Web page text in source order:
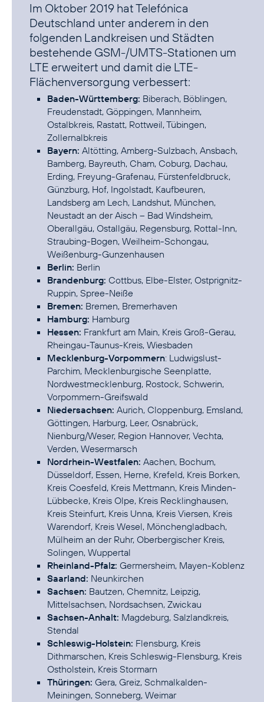
Im Oktober 2019 hat Telefónica
Deutschland unter anderem in den
folgenden Landkreisen und Städten
bestehende GSM-/UMTS-Stationen um
LTE erweitert und damit die LTE-
Flächenversorgung verbessert:
Baden-Württemberg: Biberach, Böblingen,
Freudenstadt, Göppingen, Mannheim,
Ostalbkreis, Rastatt, Rottweil, Tübingen,
Zollernalbkreis
Bayern: Altötting, Amberg-Sulzbach, Ansbach,
Bamberg, Bayreuth, Cham, Coburg, Dachau,
Erding, Freyung-Grafenau, Fürstenfeldbruck,
Günzburg, Hof, Ingolstadt, Kaufbeuren,
Landsberg am Lech, Landshut, München,
Neustadt an der Aisch – Bad Windsheim,
Oberallgäu, Ostallgäu, Regensburg, Rottal-Inn,
Straubing-Bogen, Weilheim-Schongau,
Weißenburg-Gunzenhausen
Berlin: Berlin
Brandenburg: Cottbus, Elbe-Elster, Ostprignitz-
Ruppin, Spree-Neiße
Bremen: Bremen, Bremerhaven
Hamburg: Hamburg
Hessen: Frankfurt am Main, Kreis Groß-Gerau,
Rheingau-Taunus-Kreis, Wiesbaden
Mecklenburg-Vorpommern: Ludwigslust-
Parchim, Mecklenburgische Seenplatte,
Nordwestmecklenburg, Rostock, Schwerin,
Vorpommern-Greifswald
Niedersachsen: Aurich, Cloppenburg, Emsland,
Göttingen, Harburg, Leer, Osnabrück,
Nienburg/Weser, Region Hannover, Vechta,
Verden, Wesermarsch
Nordrhein-Westfalen: Aachen, Bochum,
Düsseldorf, Essen, Herne, Krefeld, Kreis Borken,
Kreis Coesfeld, Kreis Mettmann, Kreis Minden-
Lübbecke, Kreis Olpe, Kreis Recklinghausen,
Kreis Steinfurt, Kreis Unna, Kreis Viersen, Kreis
Warendorf, Kreis Wesel, Mönchengladbach,
Mülheim an der Ruhr, Oberbergischer Kreis,
Solingen, Wuppertal
Rheinland-Pfalz: Germersheim, Mayen-Koblenz
Saarland: Neunkirchen
Sachsen: Bautzen, Chemnitz, Leipzig,
Mittelsachsen, Nordsachsen, Zwickau
Sachsen-Anhalt: Magdeburg, Salzlandkreis,
Stendal
Schleswig-Holstein: Flensburg, Kreis
Dithmarschen, Kreis Schleswig-Flensburg, Kreis
Ostholstein, Kreis Stormarn
Thüringen: Gera, Greiz, Schmalkalden-
Meiningen, Sonneberg, Weimar